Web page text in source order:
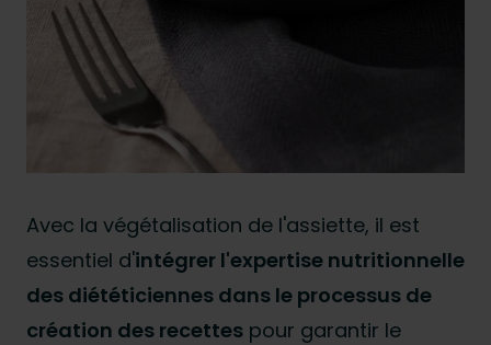
Avec la végétalisation de l'assiette, il est
essentiel d'intégrer l'expertise nutritionnelle
des diététiciennes dans le processus de
création des recettes pour garantir le